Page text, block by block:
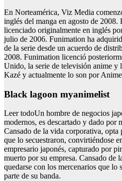
En Norteamérica, Viz Media
inglés del manga en agosto de
licenciado originalmente en inglés
julio de 2006. Funimation ha
de la serie desde un acuerdo de
2008. Funimation licenció
Unido, la serie de televisión anime
Kazé y actualmente lo son por
Black lagoon myanimelist
Leer todoUn hombre de negocios
modernos, es descartado y dado por
Cansado de la vida corporativa, opta
que lo secuestraron, convirtiéndose
empresario japonés, capturado por
muerto por su empresa. Cansado de
quedarse con los mercenarios que lo
parte de su banda.